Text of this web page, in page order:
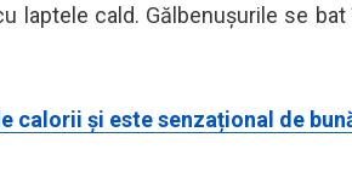
laptele cald. Gălbenușurile se bat
calorii și este senzațional de